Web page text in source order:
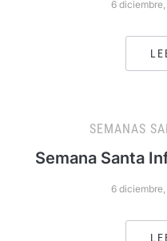
6
SEMANAS
Semana Santa
6